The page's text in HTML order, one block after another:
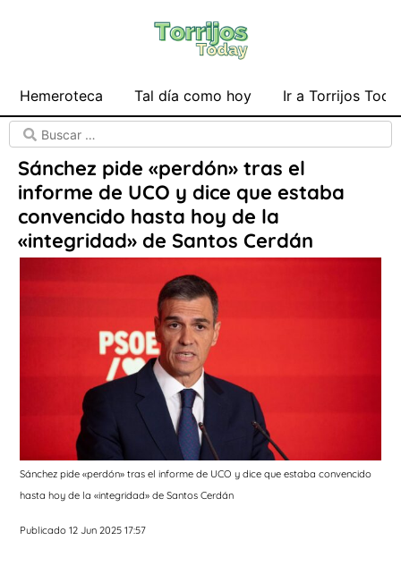
Hemeroteca Tal día como hoy Ir a Torrijos
Sánchez pide «perdón» tras el
informe de UCO y dice que estaba
convencido hasta hoy de la
«integridad» de Santos Cerdán
Sánchez pide «perdón» tras el informe de UCO y dice que estaba convencido
hasta hoy de la «integridad» de Santos Cerdán
Publicado 12 Jun 2025 17:57